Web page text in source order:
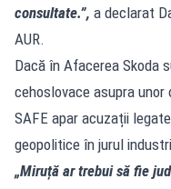
consultate.”, a declarat
AUR.
Dacă în Afacerea Skoda
cehoslovace asupra
SAFE apar acuzații
geopolitice în jurul
„Miruță ar trebui să fie